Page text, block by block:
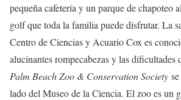
pequeña cafetería y un parque de chapoteo
golf que toda la familia puede disfrutar. La
Centro de Ciencias y Acuario Cox es
alucinantes rompecabezas y las dificultades
Palm Beach Zoo & Conservation Society
lado del Museo de la Ciencia. El zoo es un